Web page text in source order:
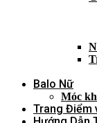
Balo Nữ
Móc
Trang Điểm